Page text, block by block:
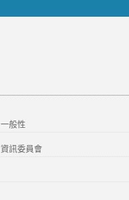
一般性
資訊委員會